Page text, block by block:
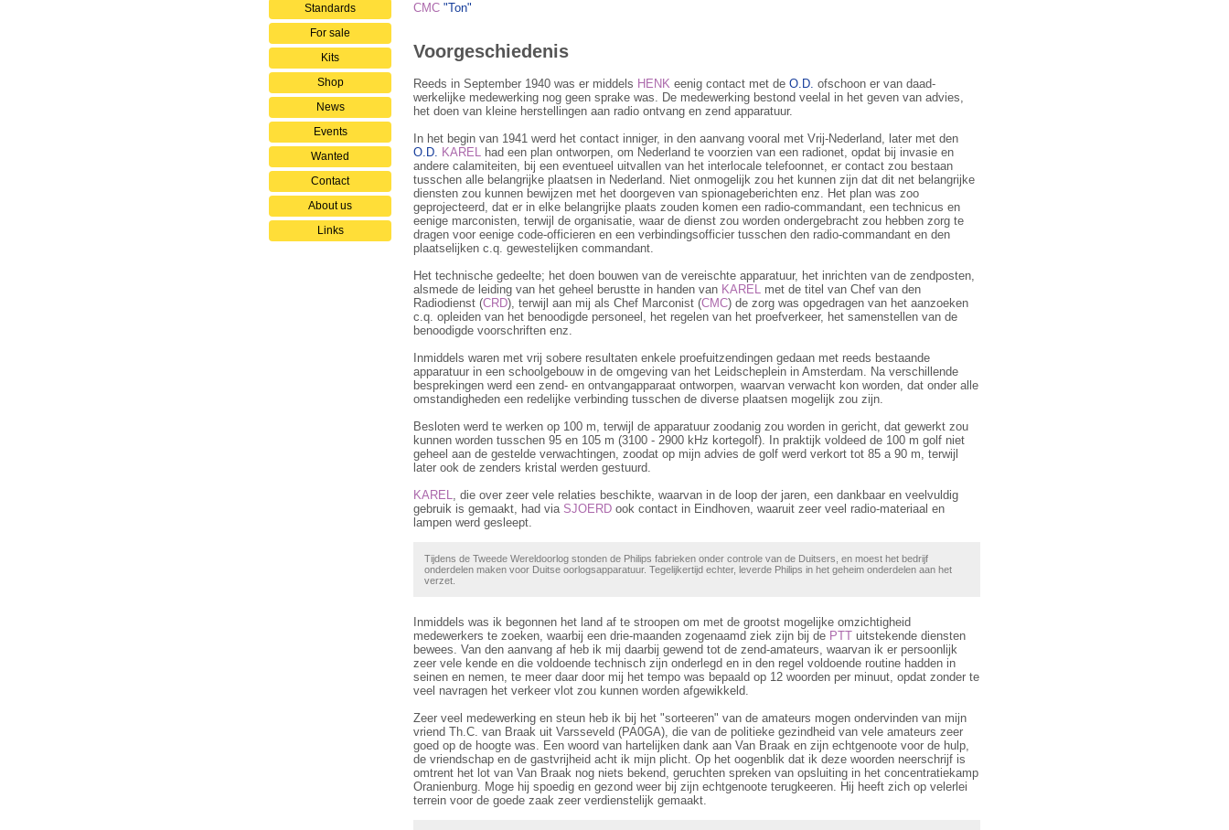
Standards
For sale
Kits
Shop
News
Events
Wanted
Contact
About us
Links
CMC "Ton"
Voorgeschiedenis
Reeds in September 1940 was er middels HENK eenig contact met de O.D. ofschoon er van daad­
werkelijke medewerking nog geen sprake was. De medewerking bestond veelal in het geven van advies,
het doen van kleine herstellingen aan radio ontvang en zend apparatuur.
In het begin van 1941 werd het contact inniger, in den aanvang vooral met Vrij-Nederland, later met den
O.D. KAREL had een plan ontworpen, om Nederland te voorzien van een radionet, opdat bij invasie en
andere calamiteiten, bij een eventueel uitvallen van het interlocale telefoonnet, er contact zou bestaan
tusschen alle belangrijke plaatsen in Nederland. Niet onmogelijk zou het kun­nen zijn dat dit net belangrijke
diensten zou kunnen bewijzen met het doorgeven van spio­na­ge­berichten enz. Het plan was zoo
geprojecteerd, dat er in elke belangrijke plaats zouden komen een radio-commandant, een technicus en
eenige marconisten, terwijl de organisatie, waar de dienst zou worden ondergebracht zou hebben zorg te
dragen voor eenige code-officieren en een verbindingsofficier tusschen den radio-commandant en den
plaatselijken c.q. gewestelijken commandant.
Het technische gedeelte; het doen bouwen van de vereischte apparatuur, het inrichten van de zend­posten,
alsmede de leiding van het geheel berustte in handen van KAREL met de titel van Chef van den
Radiodienst (CRD), terwijl aan mij als Chef Marconist (CMC) de zorg was op­ge­dra­gen van het aanzoeken
c.q. opleiden van het benoodigde personeel, het regelen van het proef­verkeer, het samenstellen van de
benoodigde voorschriften enz.
Inmiddels waren met vrij sobere resultaten enkele proefuitzendingen gedaan met reeds be­staan­de
apparatuur in een schoolgebouw in de omgeving van het Leidscheplein in Amsterdam. Na ver­schillende
besprekingen werd een zend- en ontvangapparaat ontworpen, waarvan verwacht kon worden, dat onder alle
omstandigheden een redelijke verbinding tusschen de diverse plaatsen mogelijk zou zijn.
Besloten werd te werken op 100 m, terwijl de apparatuur zoodanig zou worden in gericht, dat gewerkt zou
kunnen worden tusschen 95 en 105 m (3100 - 2900 kHz kortegolf). In praktijk voldeed de 100 m golf niet
geheel aan de gestelde verwachtingen, zoodat op mijn advies de golf werd verkort tot 85 a 90 m, terwijl
later ook de zenders kristal werden gestuurd.
KAREL, die over zeer vele relaties beschikte, waarvan in de loop der jaren, een dankbaar en veel­vuldig
gebruik is gemaakt, had via SJOERD ook contact in Eindhoven, waaruit zeer veel radio-materiaal en
lampen werd gesleept.
Tijdens de Tweede Wereldoorlog stonden de Philips fabrieken onder controle van de Duitsers, en moest het bedrijf
onderdelen maken voor Duitse oorlogsapparatuur. Tegelijkertijd echter, leverde Philips in het geheim onderdelen aan het
verzet.
Inmiddels was ik begonnen het land af te stroopen om met de grootst mogelijke omzichtigheid
medewerkers te zoeken, waarbij een drie-maanden zogenaamd ziek zijn bij de PTT uitstekende diensten
bewees. Van den aanvang af heb ik mij daarbij gewend tot de zend-amateurs, waarvan ik er persoonlijk
zeer vele kende en die voldoende technisch zijn onderlegd en in den regel vol­doende routine hadden in
seinen en nemen, te meer daar door mij het tempo was bepaald op 12 woorden per minuut, opdat zonder te
veel navragen het verkeer vlot zou kunnen worden afgewikkeld.
Zeer veel medewerking en steun heb ik bij het "sorteeren" van de amateurs mogen ondervinden van mijn
vriend Th.C. van Braak uit Varsseveld (PA0GA), die van de politieke gezindheid van vele amateurs zeer
goed op de hoogte was. Een woord van hartelijken dank aan Van Braak en zijn echtgenoote voor de hulp,
de vriendschap en de gastvrijheid acht ik mijn plicht. Op het oogenblik dat ik deze woorden neerschrijf is
omtrent het lot van Van Braak nog niets bekend, geruchten spreken van opsluiting in het concentratiekamp
Oranienburg. Moge hij spoedig en gezond weer bij zijn echtgenoote terugkeeren. Hij heeft zich op velerlei
terrein voor de goede zaak zeer verdienstelijk gemaakt.